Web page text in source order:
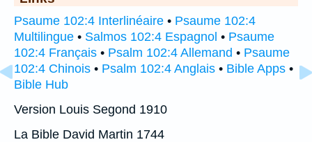
Psaume 102:4 Interlinéaire • Psaume 102:4
Multilingue • Salmos 102:4 Espagnol • Psaume
102:4 Français • Psalm 102:4 Allemand • Psaume
102:4 Chinois • Psalm 102:4 Anglais • Bible Apps •
Bible Hub
Version Louis Segond 1910
La Bible David Martin 1744